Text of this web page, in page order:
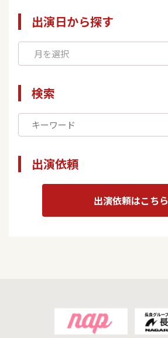
出演日から探す
検索
出演依頼
出演依頼はこちら